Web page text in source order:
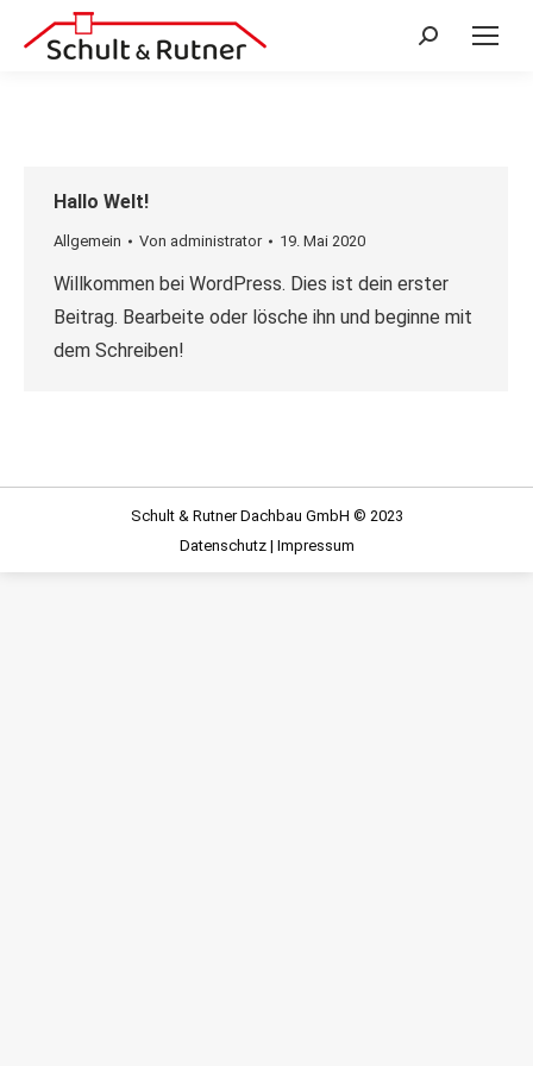
Search:
Hallo Welt!
Allgemein Von administrator 19. Mai 2020
Willkommen bei WordPress. Dies ist dein erster
Beitrag. Bearbeite oder lösche ihn und beginne mit
dem Schreiben!
Schult & Rutner Dachbau GmbH © 2023
Datenschutz| Impressum